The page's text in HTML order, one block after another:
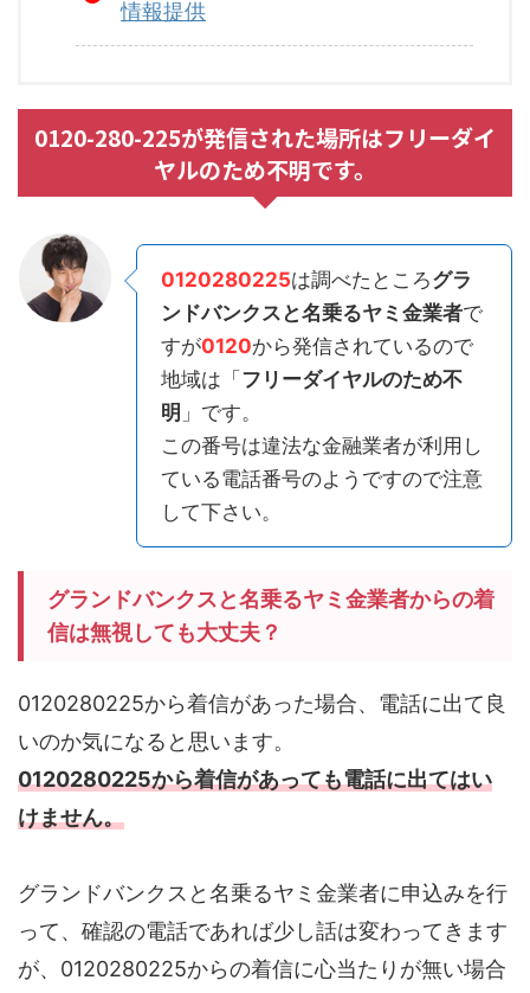
情報提供
0120-280-225が発信された場所はフリーダイ
ヤルのため不明です。
0120280225は調べたところグラ
ンドバンクスと名乗るヤミ金業者で
すが0120から発信されているので
地域は「 フリーダイヤルのため不
明 」です。
この番号は違法な金融業者が利用し
ている電話番号のようですので注意
して下さい。
グランドバンクスと名乗るヤミ金業者からの着
信は無視しても大丈夫？
0120280225から着信があった場合、電話に出て良
いのか気になると思います。
0120280225から着信があっても電話に出てはい
けません。
グランドバンクスと名乗るヤミ金業者に申込みを行
って、確認の電話であれば少し話は変わってきます
が、0120280225からの着信に心当たりが無い場合